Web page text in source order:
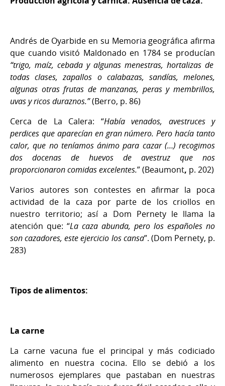
Andrés de Oyarbide en su Memoria geográfica afirma
que cuando visitó Maldonado en 1784 se producían
“trigo, maíz, cebada y algunas menestras, hortalizas de
todas clases, zapallos o calabazas, sandías, melones,
algunas otras frutas de manzanas, peras y membrillos,
uvas y ricos duraznos.”(Berro, p. 86)
Cerca de La Calera: “Había venados, avestruces y
perdices que aparecían en gran número. Pero hacía tanto
calor, que no teníamos ánimo para cazar (…) recogimos
dos docenas de huevos de avestruz que nos
proporcionaron comidas excelentes.” (Beaumont, p. 202)
Varios autores son contestes en afirmar la poca
actividad de la caza por parte de los criollos en
nuestro territorio; así a Dom Pernety le llama la
atención que: “La caza abunda, pero los españoles no
son cazadores, este ejercicio los cansa”. (Dom Pernety, p.
283)
Tipos de alimentos:
La carne
La carne vacuna fue el principal y más codiciado
alimento en nuestra cocina. Ello se debió a los
numerosos ejemplares que pastaban en nuestras